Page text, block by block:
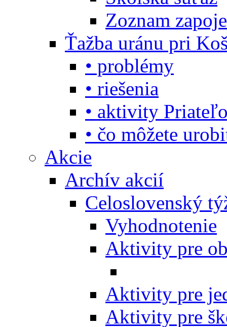
Zoznam
Ťažba uránu pri
• problémy
• riešenia
• aktivity
• čo môžete
Akcie
Archív akcií
Celoslovenský
Vyhodnotenie
Aktivity pre
Aktivity pre
Aktivity pre